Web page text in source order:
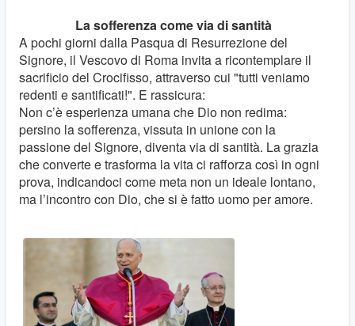
La sofferenza come via di santità
A pochi giorni dalla Pasqua di Resurrezione del
Signore, il Vescovo di Roma invita a ricontemplare il
sacrificio del Crocifisso, attraverso cui "tutti veniamo
redenti e santificati!". E rassicura:
Non c’è esperienza umana che Dio non redima:
persino la sofferenza, vissuta in unione con la
passione del Signore, diventa via di santità. La grazia
che converte e trasforma la vita ci rafforza così in ogni
prova, indicandoci come meta non un ideale lontano,
ma l’incontro con Dio, che si è fatto uomo per amore.